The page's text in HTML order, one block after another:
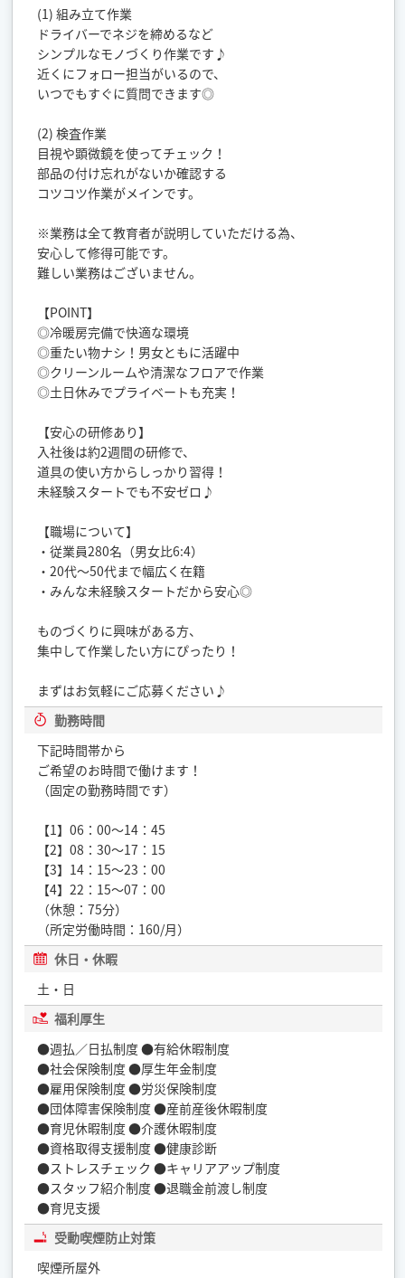
(1) 組み立て作業
ドライバーでネジを締めるなど
シンプルなモノづくり作業です♪
近くにフォロー担当がいるので、
いつでもすぐに質問できます◎
(2) 検査作業
目視や顕微鏡を使ってチェック！
部品の付け忘れがないか確認する
コツコツ作業がメインです。
※業務は全て教育者が説明していただける為、
安心して修得可能です。
難しい業務はございません。
【POINT】
◎冷暖房完備で快適な環境
◎重たい物ナシ！男女ともに活躍中
◎クリーンルームや清潔なフロアで作業
◎土日休みでプライベートも充実！
【安心の研修あり】
入社後は約2週間の研修で、
道具の使い方からしっかり習得！
未経験スタートでも不安ゼロ♪
【職場について】
・従業員280名（男女比6:4）
・20代〜50代まで幅広く在籍
・みんな未経験スタートだから安心◎
ものづくりに興味がある方、
集中して作業したい方にぴったり！
まずはお気軽にご応募ください♪
勤務時間
下記時間帯から
ご希望のお時間で働けます！
（固定の勤務時間です）
【1】06：00～14：45
【2】08：30～17：15
【3】14：15～23：00
【4】22：15～07：00
（休憩：75分）
（所定労働時間：160/月）
休日・休暇
土・日
福利厚生
●週払／日払制度 ●有給休暇制度
●社会保険制度 ●厚生年金制度
●雇用保険制度 ●労災保険制度
●団体障害保険制度 ●産前産後休暇制度
●育児休暇制度 ●介護休暇制度
●資格取得支援制度 ●健康診断
●ストレスチェック ●キャリアアップ制度
●スタッフ紹介制度 ●退職金前渡し制度
●育児支援
受動喫煙防止対策
喫煙所屋外